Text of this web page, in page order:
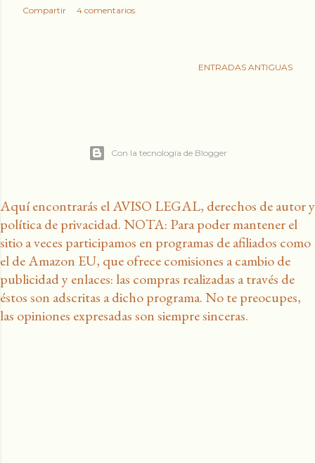
Compartir 4 comentarios
ENTRADAS ANTIGUAS
Con la tecnología de Blogger
Aquí encontrarás el AVISO LEGAL, derechos de autor y
política de privacidad. NOTA: Para poder mantener el
sitio a veces participamos en programas de afiliados como
el de Amazon EU, que ofrece comisiones a cambio de
publicidad y enlaces: las compras realizadas a través de
éstos son adscritas a dicho programa. No te preocupes,
las opiniones expresadas son siempre sinceras.